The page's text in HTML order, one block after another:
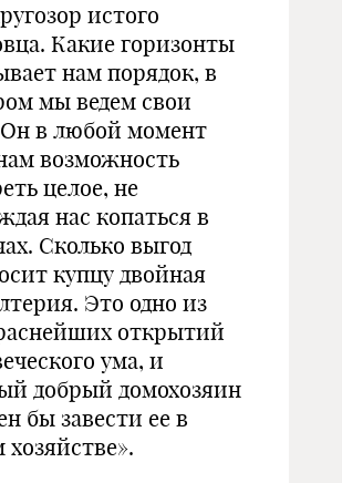
истого
Какие горизонты
нам порядок, в
мы ведем свои
Он в любой момент
возможность
целое, не
нас копаться в
Сколько выгод
купцу двойная
Это одно из
открытий
ума, и
добрый домохозяин
бы завести ее в
хозяйстве».